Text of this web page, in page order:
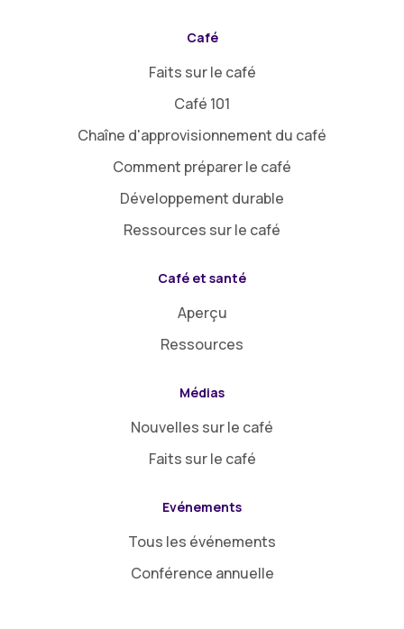
Café
Faits sur le café
Café 101
Chaîne d'approvisionnement du café
Comment préparer le café
Développement durable
Ressources sur le café
Café et santé
Aperçu
Ressources
Médias
Nouvelles sur le café
Faits sur le café
Evénements
Tous les événements
Conférence annuelle